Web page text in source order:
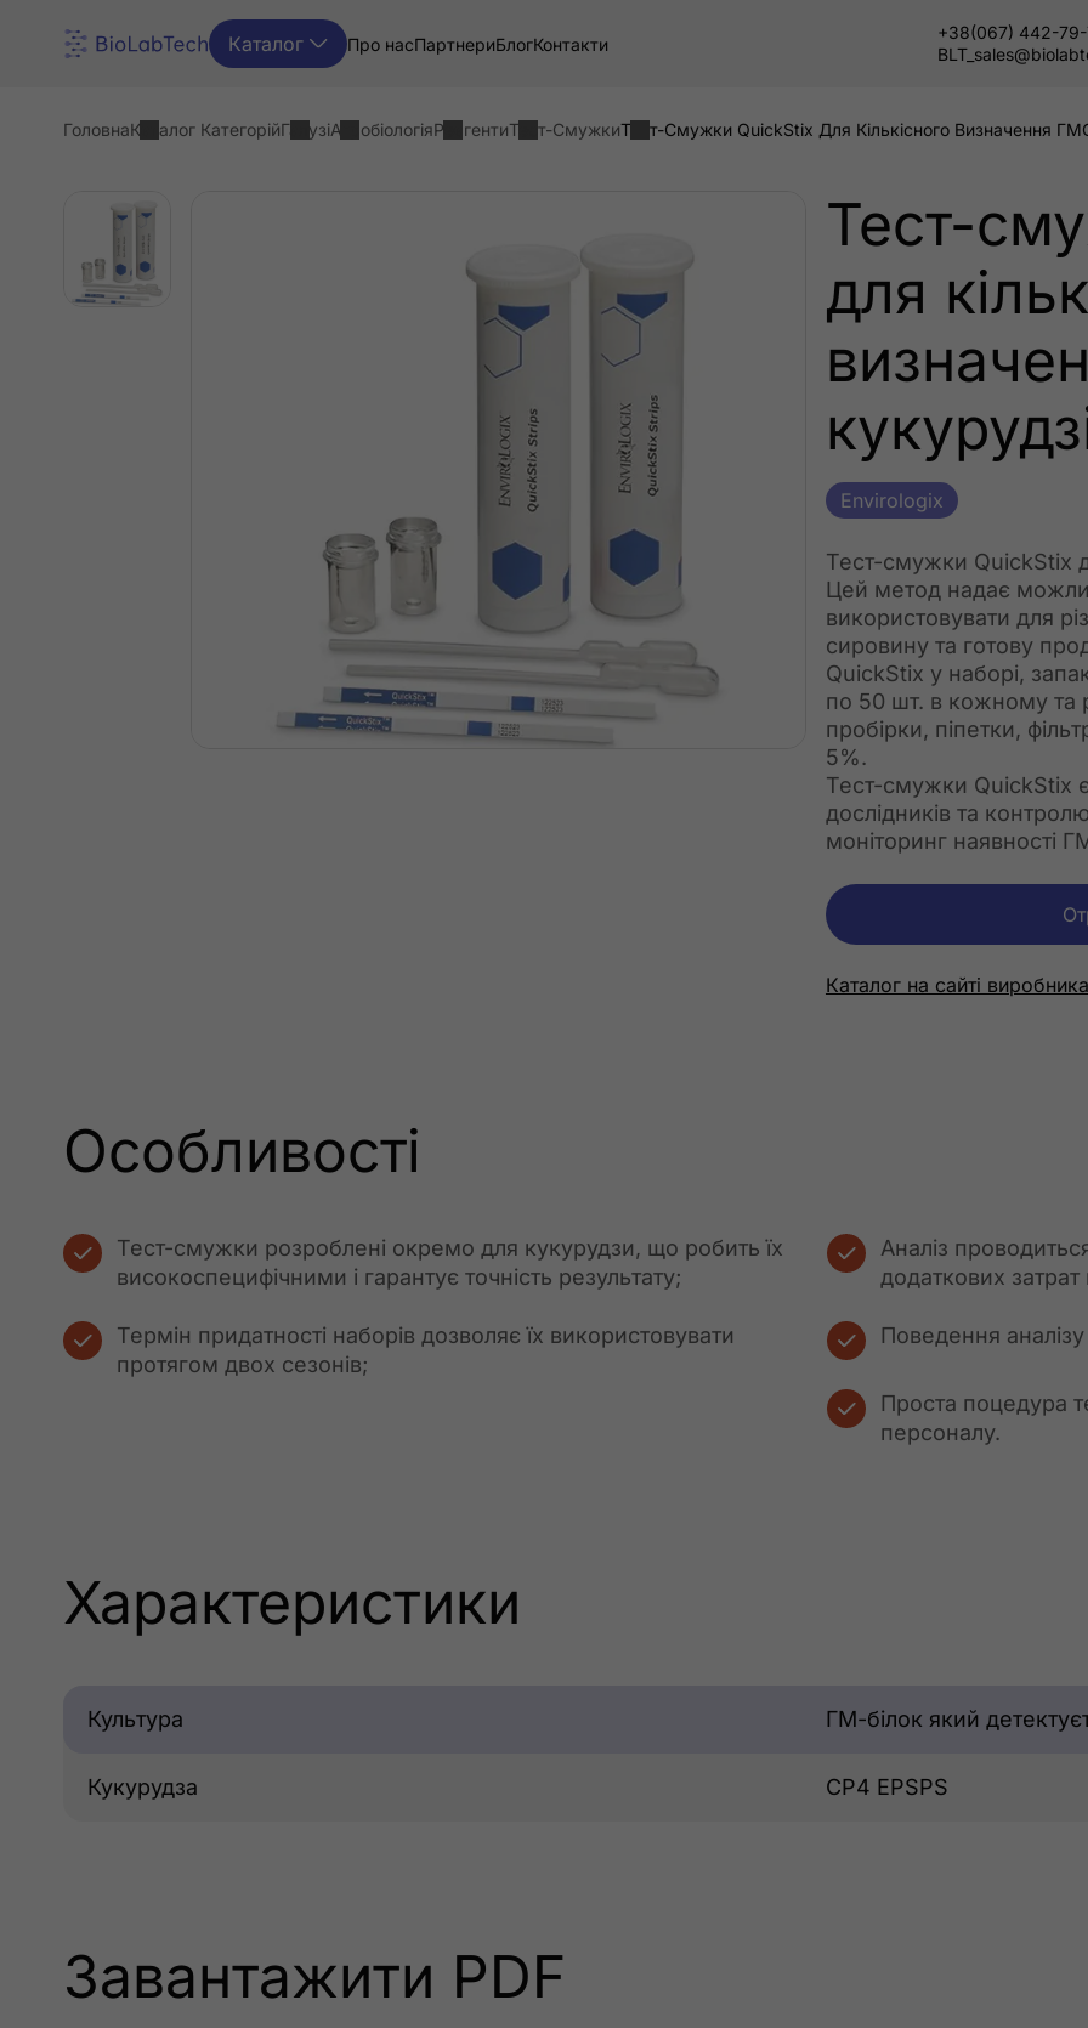
Каталог Про насПартнериБлогКонтакти
+38(067) 442-
ГоловнаКаталог КатегорійГалузіАгробіологіяРеагентиТест-СмужкиТест-Смужки QuickStix Для Кількісного Визначення
Тест-
для
Envirologix
Тест-смужки QuickStix
Цей метод надає
використовувати для
сировину та готову
QuickStix у наборі,
по 50 шт. в кожному та
пробірки, піпетки,
5%.
Тест-смужки QuickStix
дослідників та
моніторинг наявності
Каталог на сайті виробника
Особливості
Тест-смужки розроблені окремо для кукурудзи, що робить їх
високоспецифічними і гарантує точність результату;
Термін придатності наборів дозволяє їх використовувати
протягом двох сезонів;
Аналіз
додаткових
Поведення
Проста поцедура
персоналу.
Характеристики
Культура ГМ-білок який
Кукурудза CP4 EPSPS
Завантажити PDF